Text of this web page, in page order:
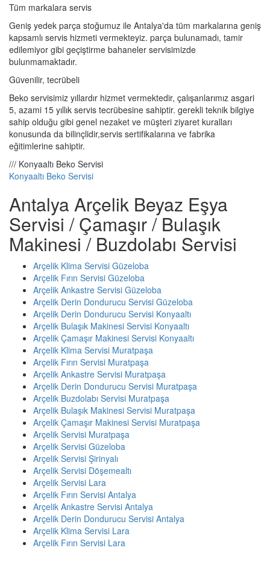
Tüm markalara servis
Geniş yedek parça stoğumuz ile Antalya'da tüm markalarına geniş
kapsamlı servis hizmeti vermekteyiz. parça bulunamadı, tamir
edilemiyor gibi geçiştirme bahaneler servisimizde
bulunmamaktadır.
Güvenilir, tecrübeli
Beko servisimiz yıllardır hizmet vermektedir, çalışanlarımız asgari
5, azami 15 yıllık servis tecrübesine sahiptir. gerekli teknik bilgiye
sahip olduğu gibi genel nezaket ve müşteri ziyaret kuralları
konusunda da bilinçlidir,servis sertifikalarına ve fabrika
eğitimlerine sahiptir.
/// Konyaaltı Beko Servisi
Konyaaltı Beko Servisi
Antalya Arçelik Beyaz Eşya
Servisi / Çamaşır / Bulaşık
Makinesi / Buzdolabı Servisi
Arçelik Klima Servisi Güzeloba
Arçelik Fırın Servisi Güzeloba
Arçelik Ankastre Servisi Güzeloba
Arçelik Derin Dondurucu Servisi Güzeloba
Arçelik Derin Dondurucu Servisi Konyaaltı
Arçelik Bulaşık Makinesi Servisi Konyaaltı
Arçelik Çamaşır Makinesi Servisi Konyaaltı
Arçelik Klima Servisi Muratpaşa
Arçelik Fırın Servisi Muratpaşa
Arçelik Ankastre Servisi Muratpaşa
Arçelik Derin Dondurucu Servisi Muratpaşa
Arçelik Buzdolabı Servisi Muratpaşa
Arçelik Bulaşık Makinesi Servisi Muratpaşa
Arçelik Çamaşır Makinesi Servisi Muratpaşa
Arçelik Servisi Muratpaşa
Arçelik Servisi Güzeloba
Arçelik Servisi Şirinyalı
Arçelik Servisi Döşemealtı
Arçelik Servisi Lara
Arçelik Fırın Servisi Antalya
Arçelik Ankastre Servisi Antalya
Arçelik Derin Dondurucu Servisi Antalya
Arçelik Klima Servisi Lara
Arçelik Fırın Servisi Lara